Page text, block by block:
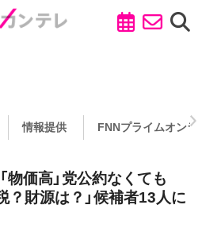
情報提供 FNNプライムオンラ
物価高」党公約なくても
？財源は？」候補者13人に